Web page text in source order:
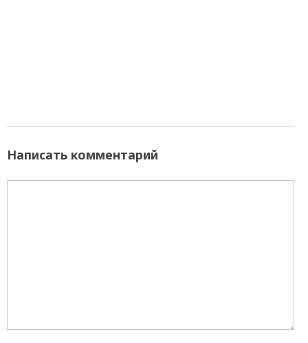
Написать комментарий